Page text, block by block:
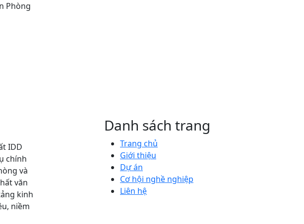
Phòng
IDD
chính
và
văn
kinh
niềm
Danh sách trang
Trang chủ
Giới thiệu
Dự án
Cơ hội nghề nghiệp
Liên hệ